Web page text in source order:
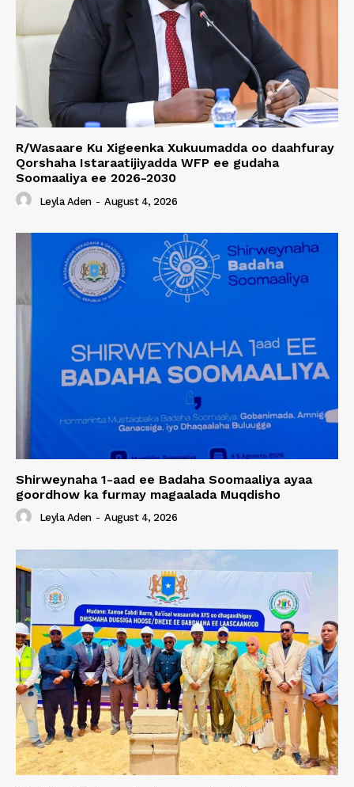
R/Wasaare Ku Xigeenka Xukuumadda oo daahfuray
Qorshaha Istaraatijiyadda WFP ee gudaha
Soomaaliya ee 2026-2030
Leyla Aden - August 4, 2026
Shirweynaha 1-aad ee Badaha Soomaaliya ayaa
goordhow ka furmay magaalada Muqdisho
Leyla Aden - August 4, 2026